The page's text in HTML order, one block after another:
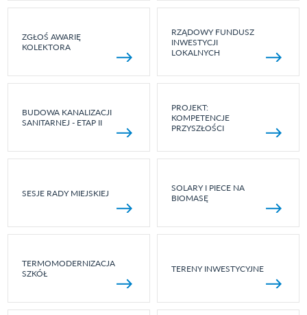
ZGŁOŚ AWARIĘ
KOLEKTORA
RZĄDOWY FUNDUSZ
INWESTYCJI
LOKALNYCH
BUDOWA KANALIZACJI
SANITARNEJ - ETAP II
PROJEKT:
KOMPETENCJE
PRZYSZŁOŚCI
SESJE RADY MIEJSKIEJ
SOLARY I PIECE NA
BIOMASĘ
TERMOMODERNIZACJA
SZKÓŁ
TERENY INWESTYCYJNE